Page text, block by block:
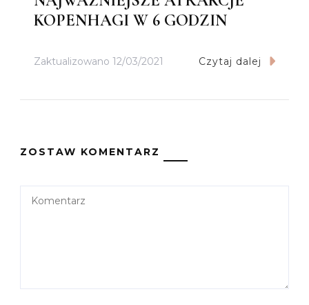
KOPENHAGI W 6 GODZIN
Zaktualizowano 12/03/2021 Czytaj dalej
ZOSTAW KOMENTARZ